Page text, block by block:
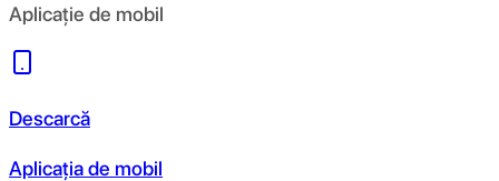
Aplicație de mobil
Descarcă
Aplicația de mobil